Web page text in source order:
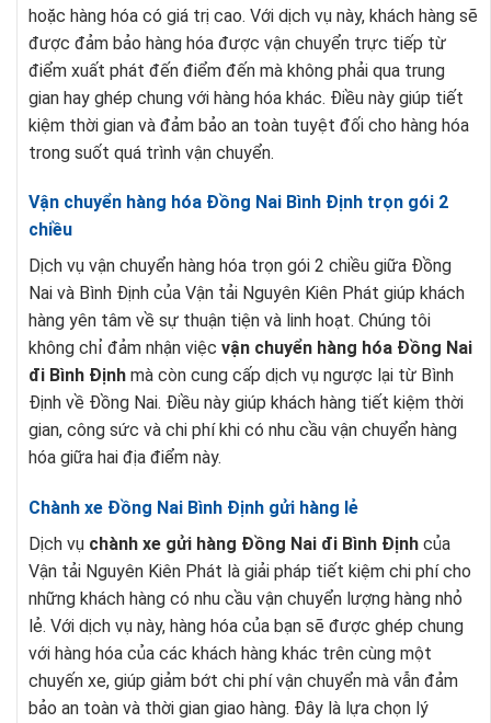
hoặc hàng hóa có giá trị cao. Với dịch vụ này, khách hàng sẽ
được đảm bảo hàng hóa được vận chuyển trực tiếp từ
điểm xuất phát đến điểm đến mà không phải qua trung
gian hay ghép chung với hàng hóa khác. Điều này giúp tiết
kiệm thời gian và đảm bảo an toàn tuyệt đối cho hàng hóa
trong suốt quá trình vận chuyển.
Vận chuyển hàng hóa Đồng Nai Bình Định trọn gói 2
chiều
Dịch vụ vận chuyển hàng hóa trọn gói 2 chiều giữa Đồng
Nai và Bình Định của Vận tải Nguyên Kiên Phát giúp khách
hàng yên tâm về sự thuận tiện và linh hoạt. Chúng tôi
không chỉ đảm nhận việc vận chuyển hàng hóa Đồng Nai
đi Bình Định mà còn cung cấp dịch vụ ngược lại từ Bình
Định về Đồng Nai. Điều này giúp khách hàng tiết kiệm thời
gian, công sức và chi phí khi có nhu cầu vận chuyển hàng
hóa giữa hai địa điểm này.
Chành xe Đồng Nai Bình Định gửi hàng lẻ
Dịch vụ chành xe gửi hàng Đồng Nai đi Bình Định của
Vận tải Nguyên Kiên Phát là giải pháp tiết kiệm chi phí cho
những khách hàng có nhu cầu vận chuyển lượng hàng nhỏ
lẻ. Với dịch vụ này, hàng hóa của bạn sẽ được ghép chung
với hàng hóa của các khách hàng khác trên cùng một
chuyến xe, giúp giảm bớt chi phí vận chuyển mà vẫn đảm
bảo an toàn và thời gian giao hàng. Đây là lựa chọn lý